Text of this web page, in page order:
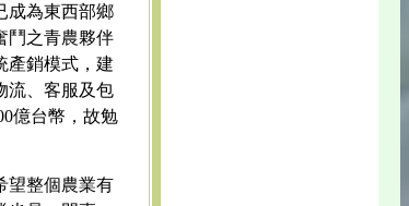
成為東西部鄉
鬥之青農夥伴
產銷模式，建
流、客服及包
億台幣，故勉
望整個農業有